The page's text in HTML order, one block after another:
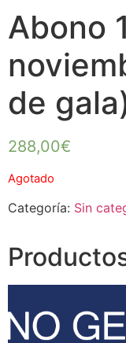
Abono
de
288,00€
Agotado
Categoría: Sin